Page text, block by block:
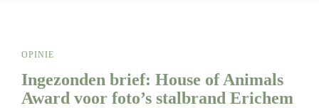
OPINIE
Ingezonden brief: House of Animals
Award voor foto’s stalbrand Erichem